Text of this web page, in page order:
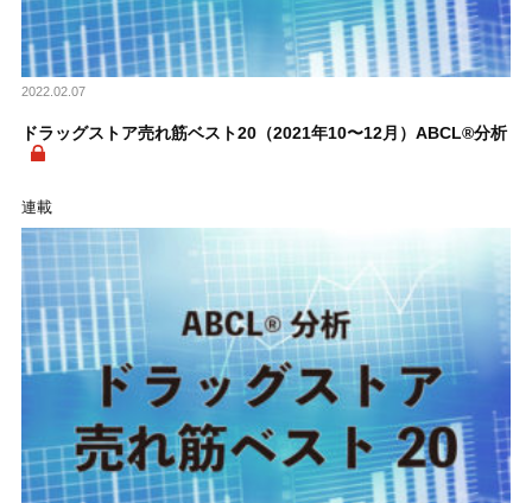
2022.02.07
ドラッグストア売れ筋ベスト20（2021年10〜12月）ABCL®分析
連載